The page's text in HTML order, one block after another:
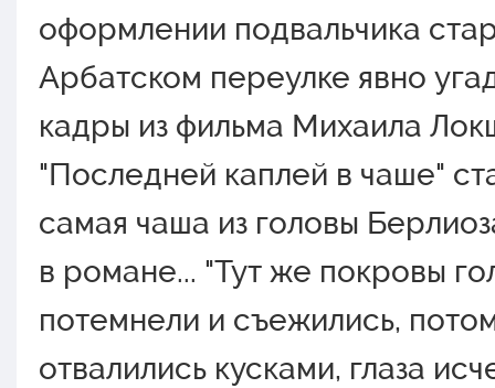
оформлении подвальчика
Арбатском переулке явно
кадры из фильма Михаила
"Последней каплей в чаше"
самая чаша из головы
в романе... "Тут же покровы
потемнели и съежились,
отвалились кусками, глаза